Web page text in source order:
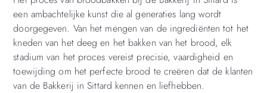
een ambachtelijke kunst die al generaties lang wordt
doorgegeven. Van het mengen van de ingrediënten tot het
kneden van het deeg en het bakken van het brood, elk
stadium van het proces vereist precisie, vaardigheid en
toewijding om het perfecte brood te creëren dat de klanten
van de Bakkerij in Sittard kennen en liefhebben.